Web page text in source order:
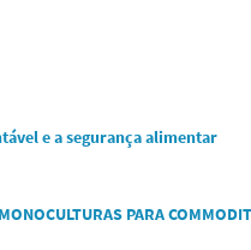
e a segurança alimentar
PARA